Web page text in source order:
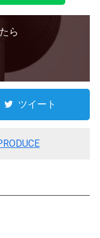
ら
ツイート